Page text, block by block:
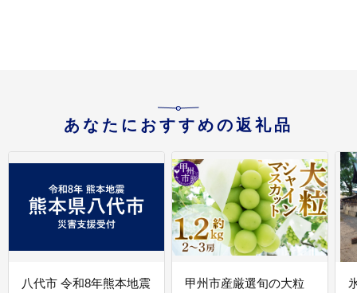
あなたにおすすめの返礼品
八代市 令和8年熊本地震
甲州市産厳選旬の大粒